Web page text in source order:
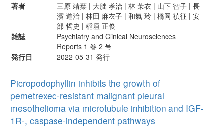
著者
三原 靖葉 | 大朏 孝治 | 林 茉衣 | 山下 智子 | 長
濱 道治 | 林田 麻衣子 | 和氣 玲 | 橋岡 禎征 | 安
部 哲史 | 稲垣 正俊
雑誌
Psychiatry and Clinical Neurosciences
Reports 1 巻 2 号
発行日
2022-05-31 発行
Picropodophyllin inhibits the growth of
pemetrexed-resistant malignant pleural
mesothelioma via microtubule inhibition and IGF-
1R-, caspase-independent pathways